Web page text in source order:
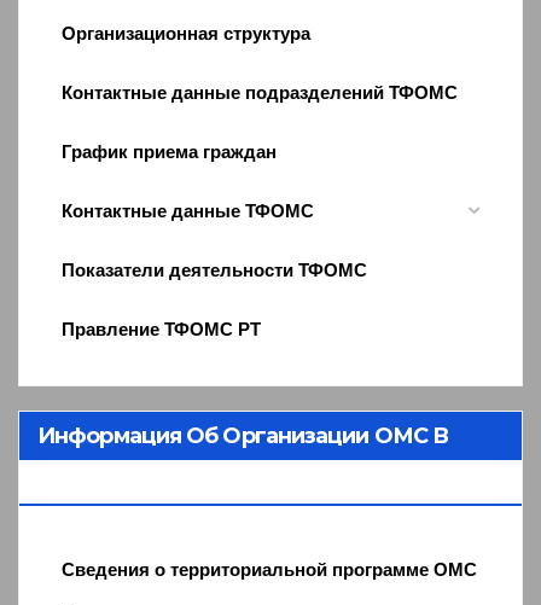
Организационная структура
Контактные данные подразделений ТФОМС
График приема граждан
Контактные данные ТФОМС
Показатели деятельности ТФОМС
Правление ТФОМС РТ
Информация Об Организации ОМС В
Сведения о территориальной программе ОМС